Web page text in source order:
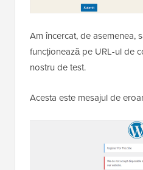
Am încercat, de asemenea,
funcționează pe URL-ul de
nostru de test.
Acesta este mesajul de